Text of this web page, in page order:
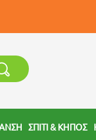
ΣΠΙΤΙ & ΚΗΠΟΣ